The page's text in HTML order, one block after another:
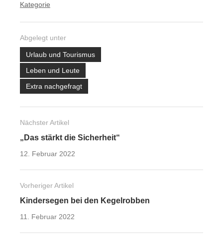
Kategorie
Abgelegt unter
Urlaub und Tourismus
Leben und Leute
Extra nachgefragt
Nächster Artikel
„Das stärkt die Sicherheit“
12. Februar 2022
Vorheriger Artikel
Kindersegen bei den Kegelrobben
11. Februar 2022